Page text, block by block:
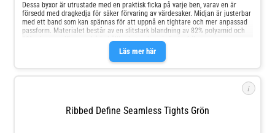
Läs mer här
Dessa byxor är utrustade med en praktisk ficka på varje ben, varav en är
försedd med dragkedja för säker förvaring av värdesaker. Midjan är justerbar
med ett band som kan spännas för att uppnå en tightare och mer anpassad
passform. Materialet består av en slitstark blandning av 82% polyamid och
18% elastan, vilket ger både hållbarhet och god rörelsefrihet.
i
Ribbed Define Seamless Tights Grön